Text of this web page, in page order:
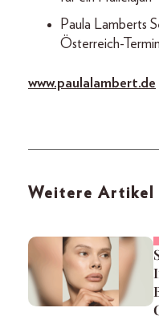
Paula Lamberts
Österreich-
www.paulalambert.de
Weitere Artikel